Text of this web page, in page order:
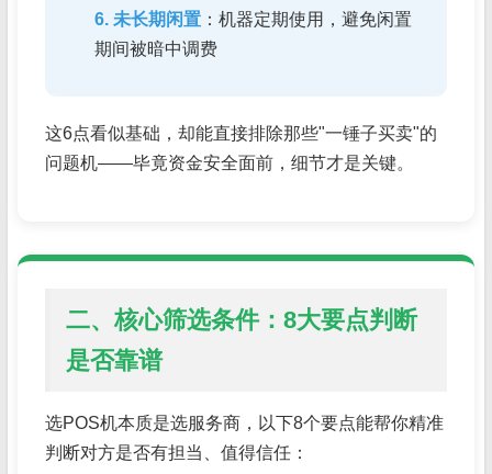
6. 未长期闲置 ：机器定期使用，避免闲置
期间被暗中调费
这6点看似基础，却能直接排除那些"一锤子买卖"的
问题机——毕竟资金安全面前，细节才是关键。
二、核心筛选条件：8大要点判断
是否靠谱
选POS机本质是选服务商，以下8个要点能帮你精准
判断对方是否有担当、值得信任：